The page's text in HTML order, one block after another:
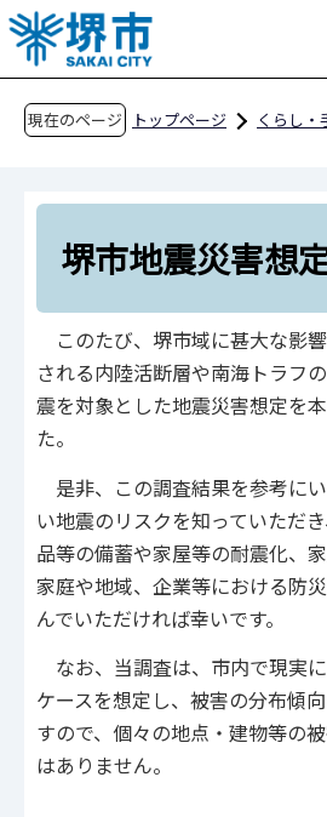
こ
の
ペ
現在のページ トップページ
くらし・
堺市地域防災計画など各
堺市地震災害想定総合調査
堺市地震災害想
このたび、堺市域に甚大な影
される内陸活断層や南海トラフ
震を対象とした地震災害想定を
た。
是非、この調査結果を参考に
い地震のリスクを知っていただ
品等の備蓄や家屋等の耐震化、
家庭や地域、企業等における防
んでいただければ幸いです。
なお、当調査は、市内で現実
ケースを想定し、被害の分布傾
すので、個々の地点・建物等の
はありません。